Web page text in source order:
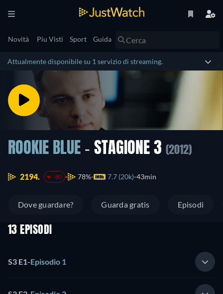
Novità Piu Visti Sport Guida
Attualmente disponibile su 1 servizio di streaming.
ROOKIE BLUE - STAGIONE 3 (2012)
2194. -80 78% 7.7 (20k) 43min
Dove guardare? Guarda gratis Episodi
13 EPISODI
S3 E1-Episodio 1